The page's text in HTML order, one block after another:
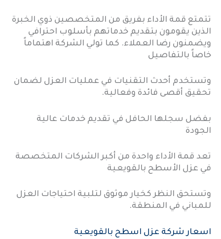
تتمتع قمة الأداء بفريق من المتخصصين ذوي الخبرة
الذين يقومون بتقديم خدماتهم بأسلوب احترافي
ويضمنون رضا العملاء. كما تولي الشركة اهتماماً
خاصاً بالتفاصيل
وتستخدم أحدث التقنيات في عمليات العزل لضمان
تحقيق أقصى فائدة وفعالية.
بفضل سجلها الحافل في تقديم خدمات عالية
الجودة
تعد قمة الأداء واحدة من أكبر الشركات المتخصصة
في عزل الأسطح بالقويعية
وتستحق النظر كخيار موثوق لتلبية احتياجات العزل
للمباني في المنطقة.
اسعار شركة عزل اسطح بالقويعية